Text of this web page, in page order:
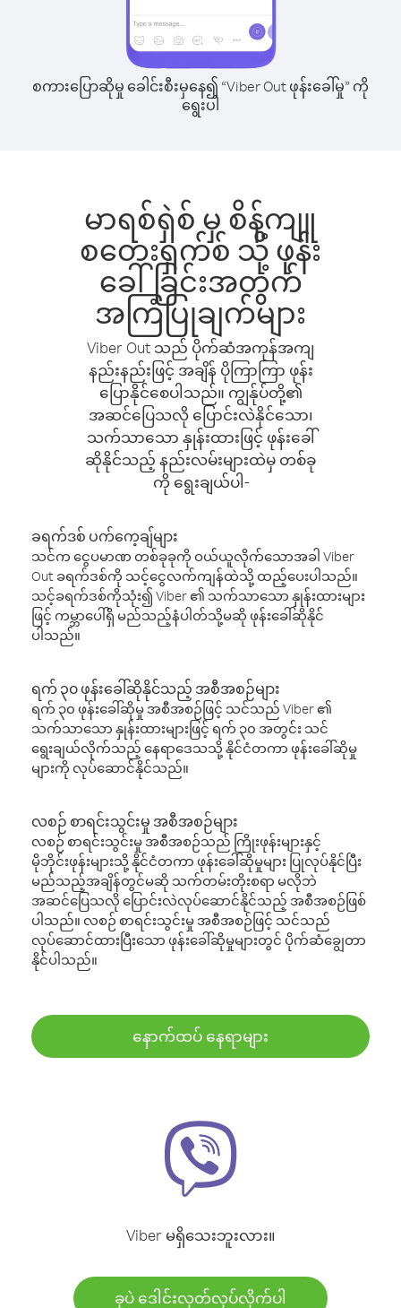
စကားပြောဆိုမှု ခေါင်းစီးမှနေ၍ “Viber Out ဖုန်းခေါ်မှု” ကို
ရွေးပါ
မာရစ်ရှဲစ် မှ စိန့်ကျူ
စတေးရှက်စ် သို့ ဖုန်း
ခေါ်ခြင်းအတွက်
အကြံပြုချက်များ
Viber Out သည် ပိုက်ဆံအကုန်အကျ
နည်းနည်းဖြင့် အချိန် ပိုကြာကြာ ဖုန်း
ပြောနိုင်စေပါသည်။ ကျွန်ုပ်တို့၏
အဆင်ပြေသလို ပြောင်းလဲနိုင်သော၊
သက်သာသော နှုန်းထားဖြင့် ဖုန်းခေါ်
ဆိုနိုင်သည့် နည်းလမ်းများထဲမှ တစ်ခု
ကို ရွေးချယ်ပါ-
ခရက်ဒစ် ပက်ကေ့ချ်များ
သင်က ငွေပမာဏ တစ်ခုခုကို ဝယ်ယူလိုက်သောအခါ Viber
Out ခရက်ဒစ်ကို သင့်ငွေလက်ကျန်ထဲသို့ ထည့်ပေးပါသည်။
သင့်ခရက်ဒစ်ကိုသုံး၍ Viber ၏ သက်သာသော နှုန်းထားများ
ဖြင့် ကမ္ဘာပေါ်ရှိ မည်သည့်နံပါတ်သို့မဆို ဖုန်းခေါ်ဆိုနိုင်
ပါသည်။
ရက် ၃၀ ဖုန်းခေါ်ဆိုနိုင်သည့် အစီအစဉ်များ
ရက် ၃၀ ဖုန်းခေါ်ဆိုမှု အစီအစဉ်ဖြင့် သင်သည် Viber ၏
သက်သာသော နှုန်းထားများဖြင့် ရက် ၃၀ အတွင်း သင်
ရွေးချယ်လိုက်သည့် နေရာဒေသသို့ နိုင်ငံတကာ ဖုန်းခေါ်ဆိုမှု
များကို လုပ်ဆောင်နိုင်သည်။
လစဉ် စာရင်းသွင်းမှု အစီအစဉ်များ
လစဉ် စာရင်းသွင်းမှု အစီအစဉ်သည် ကြိုးဖုန်းများနှင့်
မိုဘိုင်းဖုန်းများသို့ နိုင်ငံတကာ ဖုန်းခေါ်ဆိုမှုများ ပြုလုပ်နိုင်ပြီး
မည်သည့်အချိန်တွင်မဆို သက်တမ်းတိုးစရာ မလိုဘဲ
အဆင်ပြေသလို ပြောင်းလဲလုပ်ဆောင်နိုင်သည့် အစီအစဉ်ဖြစ်
ပါသည်။ လစဉ် စာရင်းသွင်းမှု အစီအစဉ်ဖြင့် သင်သည်
လုပ်ဆောင်ထားပြီးသော ဖုန်းခေါ်ဆိုမှုများတွင် ပိုက်ဆံချွေတာ
နိုင်ပါသည်။
နောက်ထပ် နေရာများ
Viber မရှိသေးဘူးလား။
ခုပဲ ဒေါင်းလုတ်လုပ်လိုက်ပါ